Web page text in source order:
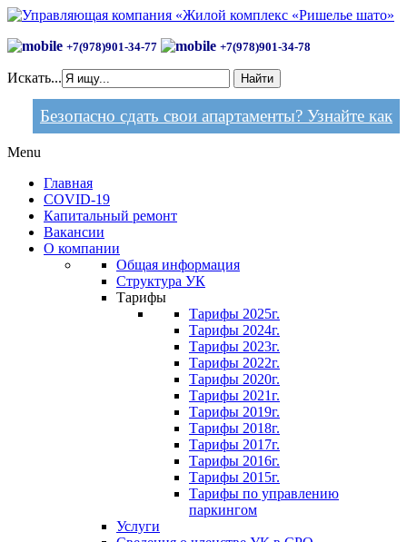
+7(978)901-34-77 +7(978)901-34-78
Искать... Найти
Безопасно сдать свои апартаменты? Узнайте как
Menu
Главная
COVID-19
Капитальный ремонт
Вакансии
О компании
Общая информация
Структура УК
Тарифы
Тарифы 2025г.
Тарифы 2024г.
Тарифы 2023г.
Тарифы 2022г.
Тарифы 2020г.
Тарифы 2021г.
Тарифы 2019г.
Тарифы 2018г.
Тарифы 2017г.
Тарифы 2016г.
Тарифы 2015г.
Тарифы по управлению
паркингом
Услуги